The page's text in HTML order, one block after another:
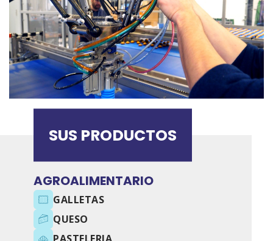
SUS PRODUCTOS
AGROALIMENTARIO
GALLETAS
QUESO